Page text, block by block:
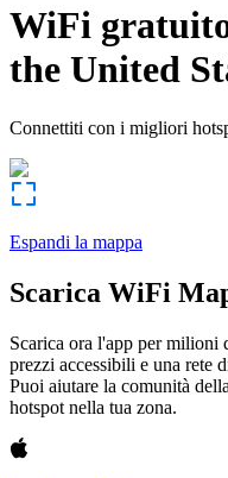
WiFi
the United
Connettiti con i migliori
Espandi la mappa
Scarica WiFi
Scarica ora l'app per
prezzi accessibili e una rete
Puoi aiutare la comunità
hotspot nella tua zona.